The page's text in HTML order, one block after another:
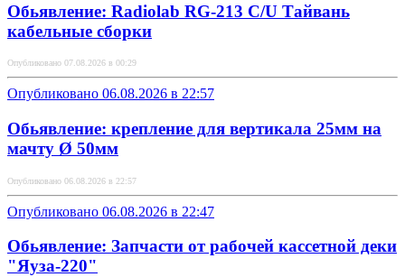
Обьявление: Radiolab RG-213 C/U Тайвань
кабельные сборки
Опубликовано 07.08.2026 в 00:29
Опубликовано 06.08.2026 в 22:57
Обьявление: крепление для вертикала 25мм на
мачту Ø 50мм
Опубликовано 06.08.2026 в 22:57
Опубликовано 06.08.2026 в 22:47
Обьявление: Запчасти от рабочей кассетной деки
"Яуза-220"